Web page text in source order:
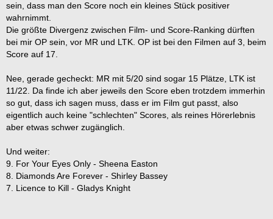
sein, dass man den Score noch ein kleines Stück positiver
wahrnimmt.
Die größte Divergenz zwischen Film- und Score-Ranking dürften
bei mir OP sein, vor MR und LTK. OP ist bei den Filmen auf 3, beim
Score auf 17.
Nee, gerade gecheckt: MR mit 5/20 sind sogar 15 Plätze, LTK ist
11/22. Da finde ich aber jeweils den Score eben trotzdem immerhin
so gut, dass ich sagen muss, dass er im Film gut passt, also
eigentlich auch keine "schlechten" Scores, als reines Hörerlebnis
aber etwas schwer zugänglich.
Und weiter:
9. For Your Eyes Only - Sheena Easton
8. Diamonds Are Forever - Shirley Bassey
7. Licence to Kill - Gladys Knight